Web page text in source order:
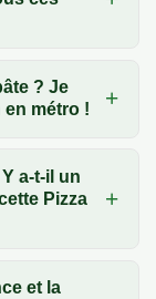
? Je
métro !
a-t-il un
Pizza
et la